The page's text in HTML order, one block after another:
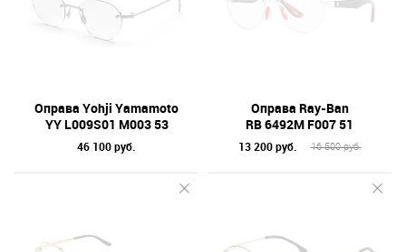
Оправа Yohji Yamamoto
YY L009S01 M003 53
46 100 руб.
Оправа Ray-Ban
RB 6492M F007 51
13 200 руб. 16 500 руб.